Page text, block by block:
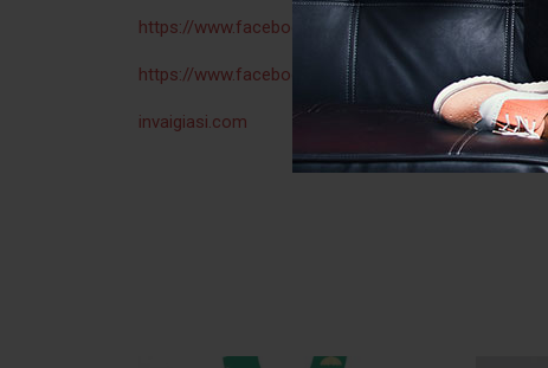
https://www.facebook.com/aodaiduyenviettp
https://www.facebook.com/vaitinphatDuyenViet
invaigiasi.com